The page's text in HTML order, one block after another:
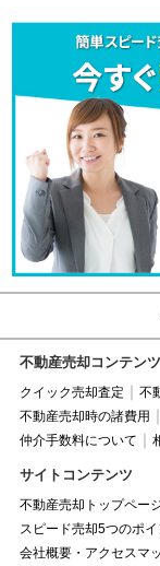
不動産売却コンテンツ
クイック売却査定 不
不動産売却時の諸費用
仲介手数料について
サイトコンテンツ
不動産売却トップペー
スピード売却5つのポイ
会社概要・アクセスマ